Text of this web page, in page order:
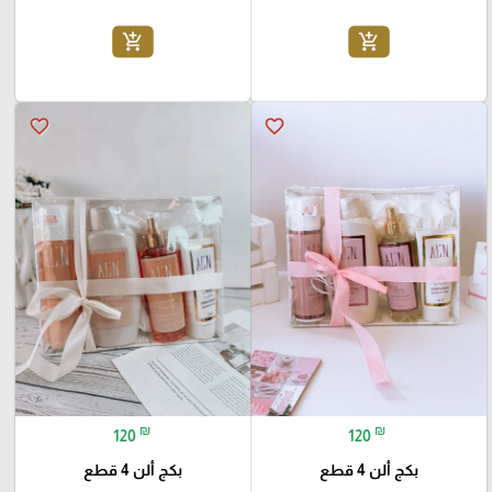
add_shopping_cart
add_shopping_cart
favorite_border
120 ₪
بكج ألن 4 قطع
favorite_border
120 ₪
بكج ألن 4 قطع